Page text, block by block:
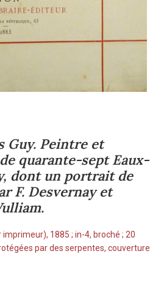
Guy. Peintre et
quarante-sept Eaux-
dont un portrait de
F. Desvernay et
imprimeur), 1885 ; in-4, broché ; 20
par des serpentes, couverture